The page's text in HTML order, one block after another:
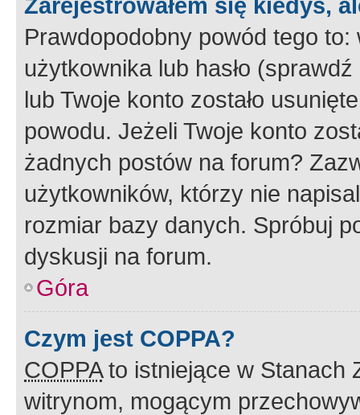
Prawdopodobny powód tego to:
użytkownika lub hasło
lub Twoje konto zostało
powodu. Jeżeli Twoje konto
żadnych postów na forum?
użytkowników, którzy nie
rozmiar bazy danych. Spróbuj
dyskusji na forum.
Góra
Czym jest COPPA?
COPPAto istniejące w Stanach
witrynom, mogącym